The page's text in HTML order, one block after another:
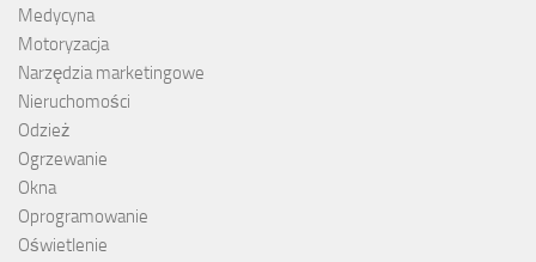
Medycyna
Motoryzacja
Narzędzia marketingowe
Nieruchomości
Odzież
Ogrzewanie
Okna
Oprogramowanie
Oświetlenie